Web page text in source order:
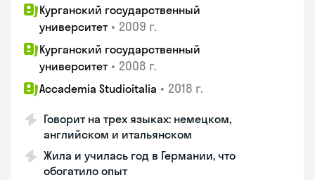
Курганский государственный
университет • 2009 г.
Курганский государственный
университет • 2008 г.
Accademia Studioitalia • 2018 г.
Говорит на трех языках: немецком,
английском и итальянском
Жила и училась год в Германии, что
обогатило опыт